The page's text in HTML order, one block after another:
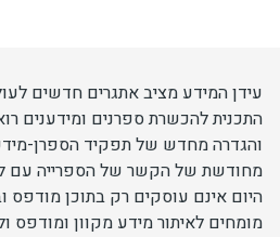
עידן המידע מציב אתגרים חדשים
התכנית להכשרת ספרנים ומידענים
והגדרה מחדש של תפקיד הספרן-
מחודשת של הקשר של הספרייה עם
היום אינם עוסקים רק בתוכן
מומחים לאיתור מידע מקוון ומודפס